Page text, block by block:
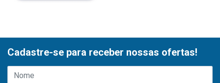
Cadastre-se para receber nossas ofertas!